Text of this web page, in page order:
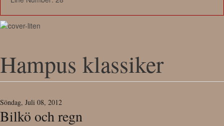
Hampus klassiker
Söndag, Juli 08, 2012
Bilkö och regn